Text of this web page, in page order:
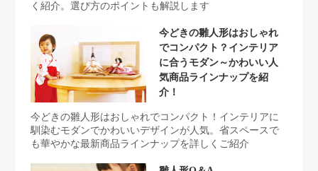
く紹介。選び方のポイントも解説します
今どきの雛人形はおしゃれ
でコンパクト？インテリア
に合うモダン～かわいい人
気商品ラインナップを紹
介！
今どきの雛人形はおしゃれでコンパクト！インテリアに
馴染むモダンでかわいいデザインが人気。省スペースで
も華やかな最新商品ラインナップを詳しくご紹介